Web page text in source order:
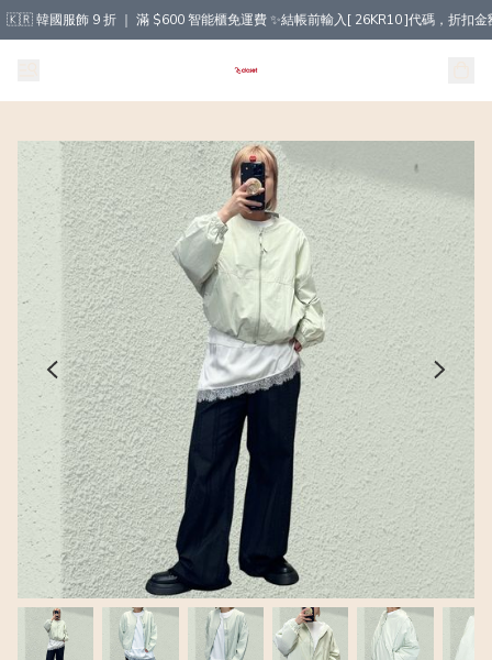
🇰🇷 韓國服飾 9 折 ｜ 滿 $600 智能櫃免運費 ✨結帳前輸入[ 26KR10 ]代碼，折扣金